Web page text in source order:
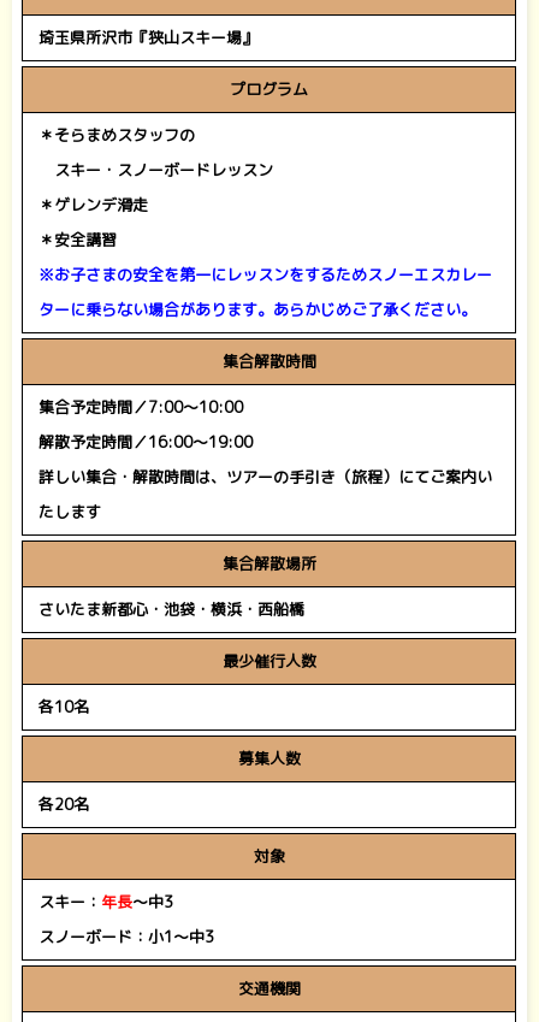
埼玉県所沢市『狭山スキー場』
プログラム
＊そらまめスタッフの
スキー・スノーボードレッスン
＊ゲレンデ滑走
＊安全講習
※お子さまの安全を第一にレッスンをするためスノーエスカレー
ターに乗らない場合があります。 あらかじめご了承ください。
集合解散時間
集合予定時間／7:00～10:00
解散予定時間／16:00～19:00
詳しい集合・解散時間は、ツアーの手引き（旅程）にてご案内い
たします
集合解散場所
さいたま新都心・池袋・横浜・西船橋
最少催行人数
各10名
募集人数
各20名
対象
スキー： 年長～中3
スノーボード：小1～中3
交通機関